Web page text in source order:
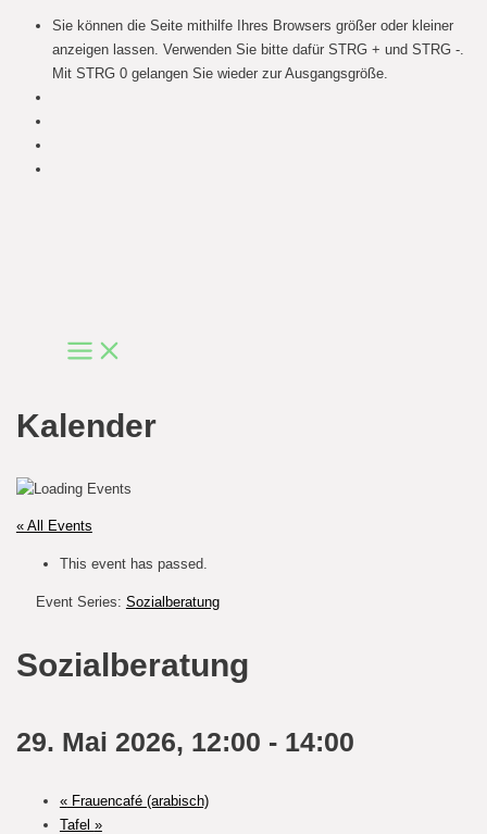
Sie können die Seite mithilfe Ihres Browsers größer oder kleiner
anzeigen lassen. Verwenden Sie bitte dafür STRG + und STRG -.
Mit STRG 0 gelangen Sie wieder zur Ausgangsgröße.
Main
Menu
Kalender
« All Events
This event has passed.
Event Series: Sozialberatung
Sozialberatung
29. Mai 2026, 12:00 - 14:00
«Frauencafé (arabisch)
Tafel »